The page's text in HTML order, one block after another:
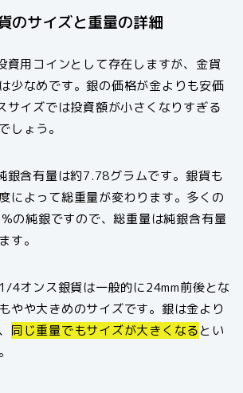
のサイズと重量の詳細
用コインとして存在しますが、金貨
少なめです。銀の価格が金よりも安価
イズでは投資額が小さくなりすぎる
しょう。
銀含有量は約7.78グラムです。銀貨も
によって総重量が変わります。多くの
の純銀ですので、総重量は純銀含有量
す。
4オンス銀貨は一般的に24mm前後とな
やや大きめのサイズです。銀は金より
同じ重量でもサイズが大きくなるとい